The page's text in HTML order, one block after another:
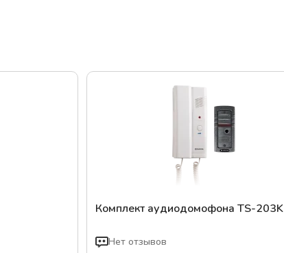
Комплект аудиодомофона TS-
Нет отзывов